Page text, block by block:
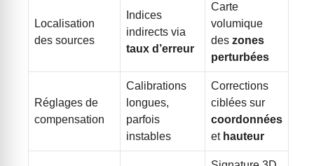
Localisation
des sources
Indices
indirects via
taux d’erreur
Carte
volumique
des zones
perturbées
Réglages de
compensation
Calibrations
longues,
parfois
instables
Corrections
ciblées sur
coordonnées
et hauteur